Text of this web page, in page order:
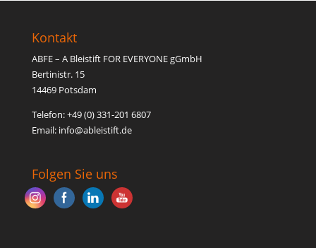
Kontakt
ABFE – A Bleistift FOR EVERYONE gGmbH
Bertinistr. 15
14469 Potsdam
Telefon: +49 (0) 331-201 6807
Email: info@ableistift.de
Folgen Sie uns